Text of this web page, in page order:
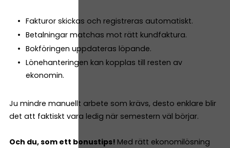
Fakturor skickas och registreras automatiskt.
Betalningar matchas mot rätt kundfaktura.
Bokföringen uppdateras löpande.
Lönehanteringen kan kopplas till resten av
ekonomin.
Ju mindre manuellt arbete som krävs, desto enklare blir
det att faktiskt vara ledig när semestern väl börjar.
Och du, som ett bonustips! Med rätt ekonomilösning